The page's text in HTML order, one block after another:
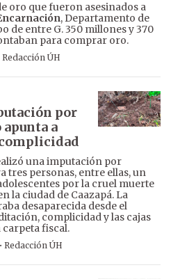
oro que fueron asesinados a
, Departamento de
de entre G. 350 millones y 370
para comprar oro.
Redacción ÚH
por
a
una imputación por
tres personas, entre ellas, un
por la cruel muerte
la ciudad de Caazapá. La
desaparecida desde el
complicidad y las cajas
carpeta fiscal.
· Redacción ÚH